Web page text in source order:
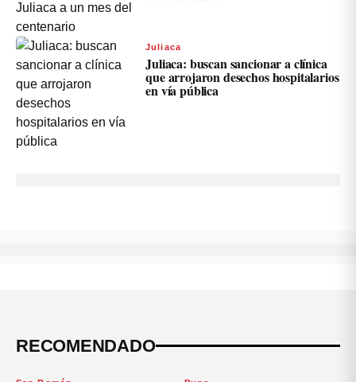
Juliaca
Juliaca: buscan sancionar a clínica
que arrojaron desechos hospitalarios
en vía pública
RECOMENDADO